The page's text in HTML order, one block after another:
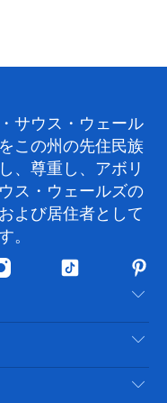
サウス・ウェール
この州の先住民族
、尊重し、アボリ
ス・ウェールズの
よび居住者として
。
イ
ス
グ
テ
ッ
ト
ピ
ン
タ
レ
ス
ト